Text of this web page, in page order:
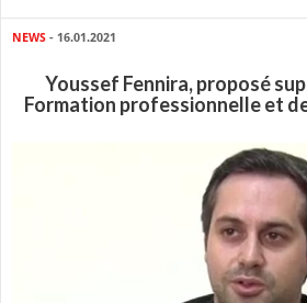
NEWS - 16.01.2021
Youssef Fennira, proposé
Formation professionnelle et